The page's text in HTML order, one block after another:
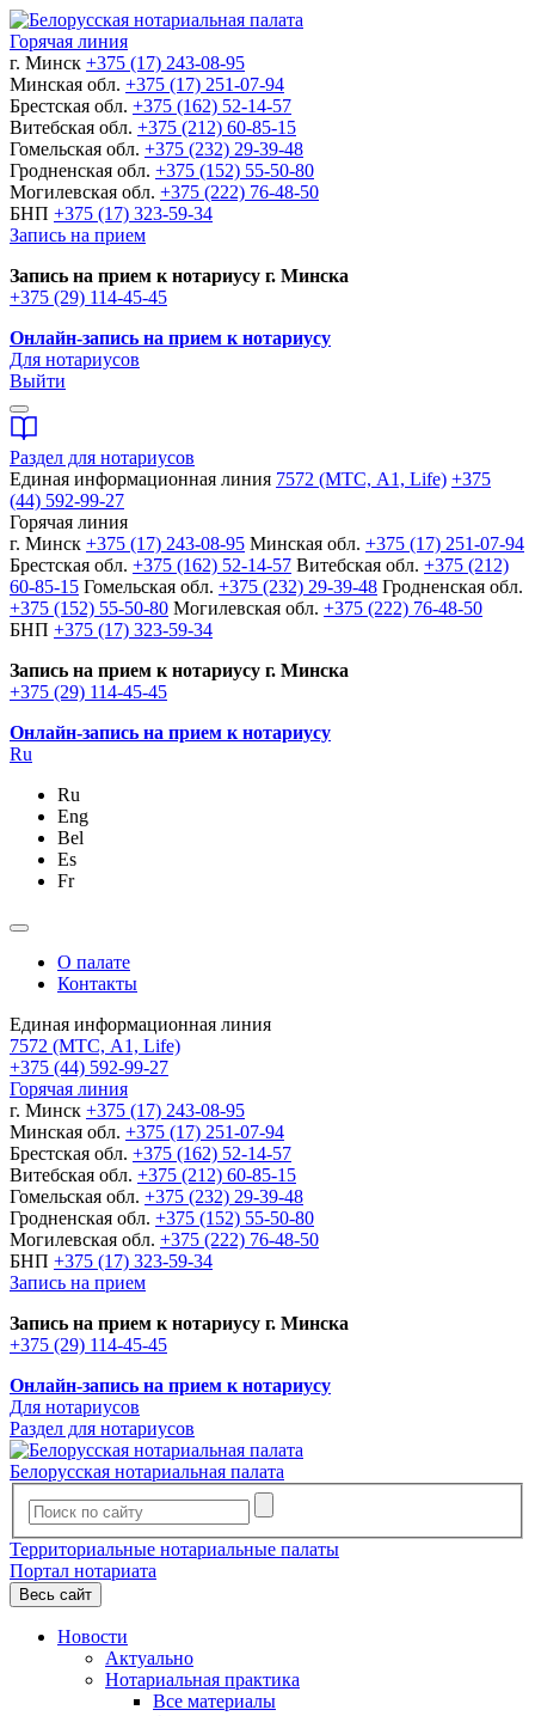
Горячая линия
г. Минск +375 (17) 243-08-95
Минская обл. +375 (17) 251-07-94
Брестская обл. +375 (162) 52-14-57
Витебская обл. +375 (212) 60-85-15
Гомельская обл. +375 (232) 29-39-48
Гродненская обл. +375 (152) 55-50-80
Могилевская обл. +375 (222) 76-48-50
БНП +375 (17) 323-59-34
Запись на прием
Запись на прием к нотариусу г. Минска
+375 (29) 114-45-45
Онлайн-запись на прием к нотариусу
Для нотариусов
Выйти
Раздел для нотариусов
Единая информационная линия 7572 (МТС, A1, Life) +375
(44) 592-99-27
Горячая линия
г. Минск +375 (17) 243-08-95 Минская обл. +375 (17) 251-07-94
Брестская обл. +375 (162) 52-14-57 Витебская обл. +375 (212)
60-85-15 Гомельская обл. +375 (232) 29-39-48 Гродненская обл.
+375 (152) 55-50-80 Могилевская обл. +375 (222) 76-48-50
БНП +375 (17) 323-59-34
Запись на прием к нотариусу г. Минска
+375 (29) 114-45-45
Онлайн-запись на прием к нотариусу
Ru
Ru
Eng
Bel
Es
Fr
О палате
Контакты
Единая информационная линия
7572 (МТС, A1, Life)
+375 (44) 592-99-27
Горячая линия
г. Минск +375 (17) 243-08-95
Минская обл. +375 (17) 251-07-94
Брестская обл. +375 (162) 52-14-57
Витебская обл. +375 (212) 60-85-15
Гомельская обл. +375 (232) 29-39-48
Гродненская обл. +375 (152) 55-50-80
Могилевская обл. +375 (222) 76-48-50
БНП +375 (17) 323-59-34
Запись на прием
Запись на прием к нотариусу г. Минска
+375 (29) 114-45-45
Онлайн-запись на прием к нотариусу
Для нотариусов
Раздел для нотариусов
Белорусская нотариальная палата
Территориальные нотариальные палаты
Портал нотариата
Весь сайт
Новости
Актуально
Нотариальная практика
Все материалы